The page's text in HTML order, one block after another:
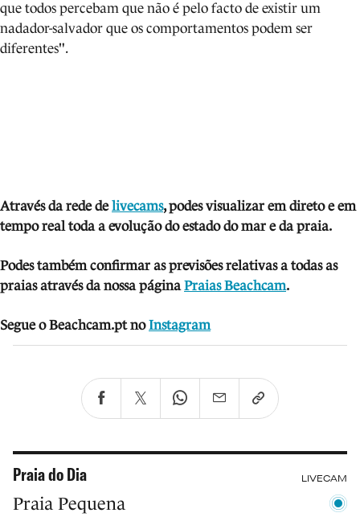
que todos percebam que não é pelo facto de existir um
nadador-salvador que os comportamentos podem ser
diferentes".
Através da rede delivecams, podes visualizar em direto e em
tempo real toda a evolução do estado do mar e da praia.
Podes também confirmar as previsões relativas a todas as
praias através da nossa páginaPraias Beachcam.
Segue o Beachcam.pt no Instagram
Praia do Dia LIVECAM
Praia Pequena